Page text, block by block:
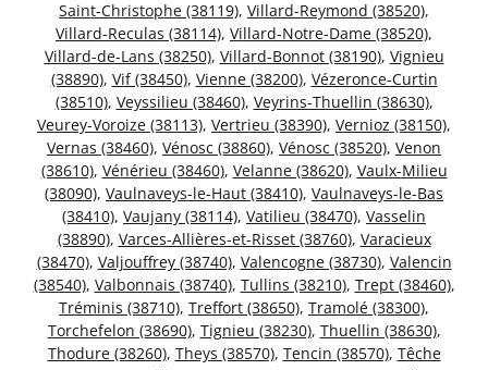
Saint-Christophe (38119), Villard-Reymond (38520),
Villard-Reculas (38114), Villard-Notre-Dame (38520),
Villard-de-Lans (38250), Villard-Bonnot (38190), Vignieu
(38890), Vif (38450), Vienne (38200), Vézeronce-Curtin
(38510), Veyssilieu (38460), Veyrins-Thuellin (38630),
Veurey-Voroize (38113), Vertrieu (38390), Vernioz (38150),
Vernas (38460), Vénosc (38860), Vénosc (38520), Venon
(38610), Vénérieu (38460), Velanne (38620), Vaulx-Milieu
(38090), Vaulnaveys-le-Haut (38410), Vaulnaveys-le-Bas
(38410), Vaujany (38114), Vatilieu (38470), Vasselin
(38890), Varces-Allières-et-Risset (38760), Varacieux
(38470), Valjouffrey (38740), Valencogne (38730), Valencin
(38540), Valbonnais (38740), Tullins (38210), Trept (38460),
Tréminis (38710), Treffort (38650), Tramolé (38300),
Torchefelon (38690), Tignieu (38230), Thuellin (38630),
Thodure (38260), Theys (38570), Tencin (38570), Têche